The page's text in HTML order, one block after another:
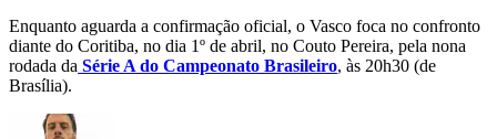
Enquanto aguarda a confirmação oficial, o Vasco foca no confronto
diante do Coritiba, no dia 1º de abril, no Couto Pereira, pela nona
rodada da Série A do Campeonato Brasileiro, às 20h30 (de
Brasília).